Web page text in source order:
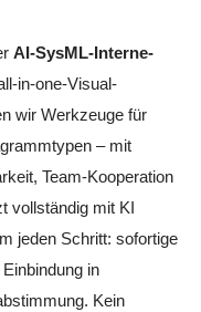
AI-SysML-Interne-
in-one-Visual-
wir Werkzeuge für
– mit
Team-Kooperation
vollständig mit KI
jeden Schritt: sofortige
in
Kein